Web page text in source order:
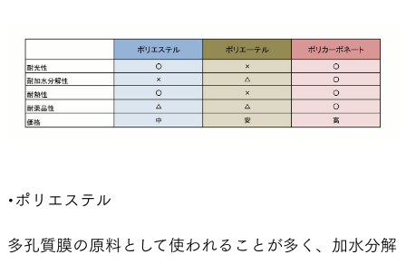
•ポリエステル
多孔質膜の原料として使われることが多く、加水分解